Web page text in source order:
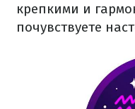
крепкими и
почувствуете